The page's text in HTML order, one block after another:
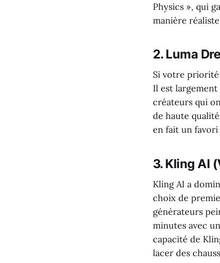
Physics », qui
manière
2. Luma
Si votre priorité
Il est
créateurs qui
de haute
en fait un
3. Kling AI
Kling AI a
choix de
générateurs
minutes avec
capacité de
lacer des